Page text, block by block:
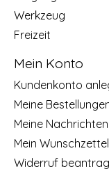
Werkzeug
Freizeit
Mein Konto
Kundenkonto
Meine
Meine
Mein Wunschzettel
Widerruf